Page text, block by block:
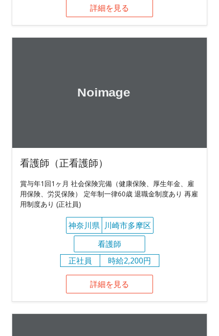
詳細を見る
看護師（正看護師）
賞与年1回1ヶ月 社会保険完備（健康保険、厚生年金、雇
用保険、労災保険） 定年制一律60歳 退職金制度あり 再雇
用制度あり (正社員)
神奈川県 川崎市多摩区
看護師
正社員
時給2,200円
詳細を見る